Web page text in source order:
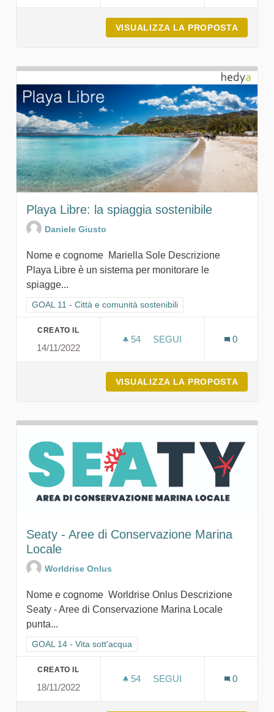
VISUALIZZA LA PROPOSTA
Playa Libre: la spiaggia sostenibile
Daniele Giusto
Nome e cognome Mariella Sole Descrizione
Playa Libre è un sistema per monitorare le
spiagge...
Filtra i risultati per categoria: GOAL 11 - Città e comunità
GOAL 11 - Città e comunità sostenibili
CREATO IL
14/11/2022
54 54 SOSTENITORI
SEGUI
0
VISUALIZZA LA PROPOSTA
Seaty - Aree di Conservazione Marina
Locale
Worldrise Onlus
Nome e cognome Worldrise Onlus Descrizione
Seaty - Aree di Conservazione Marina Locale
punta...
Filtra i risultati per categoria: GOAL 14 - Vita sott'acqua
GOAL 14 - Vita sott'acqua
CREATO IL
18/11/2022
54 54 SOSTENITORI
SEGUI
0